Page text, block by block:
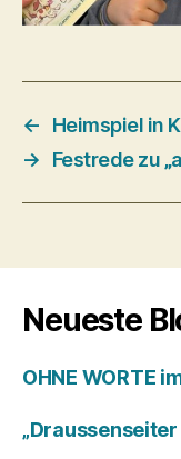
←
Heimspiel in
→
Festrede zu
Neueste
OHNE WORTE